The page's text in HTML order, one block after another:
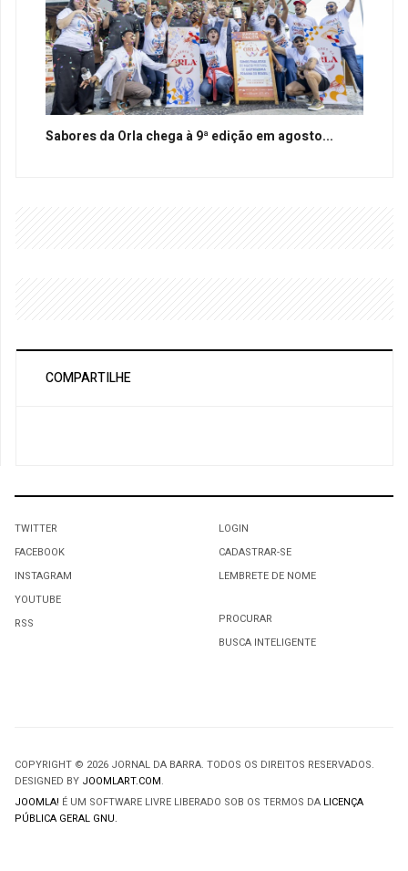
Sabores da Orla chega à 9ª edição em agosto...
COMPARTILHE
TWITTER
FACEBOOK
INSTAGRAM
YOUTUBE
RSS
LOGIN
CADASTRAR-SE
LEMBRETE DE NOME
PROCURAR
BUSCA INTELIGENTE
COPYRIGHT © 2026 JORNAL DA BARRA. TODOS OS DIREITOS RESERVADOS.
DESIGNED BY JOOMLART.COM.
JOOMLA! É UM SOFTWARE LIVRE LIBERADO SOB OS TERMOS DA LICENÇA
PÚBLICA GERAL GNU.